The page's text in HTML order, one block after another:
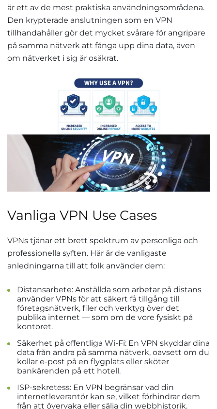
är ett av de mest praktiska användningsområdena.
Den krypterade anslutningen som en VPN
tillhandahåller gör det mycket svårare för angripare
på samma nätverk att fånga upp dina data, även
om nätverket i sig är osäkrat.
Vanliga VPN Use Cases
VPNs tjänar ett brett spektrum av personliga och
professionella syften. Här är de vanligaste
anledningarna till att folk använder dem:
Distansarbete: Anställda som arbetar på distans
använder VPNs för att säkert få tillgång till
företagsnätverk, filer och verktyg över det
publika internet — som om de vore fysiskt på
kontoret.
Säkerhet på offentliga Wi-Fi: En VPN skyddar dina
data från andra på samma nätverk, oavsett om du
kollar e-post på en flygplats eller sköter
bankärenden på ett hotell.
ISP-sekretess: En VPN begränsar vad din
internetleverantör kan se, vilket förhindrar dem
från att övervaka eller sälja din webbhistorik.